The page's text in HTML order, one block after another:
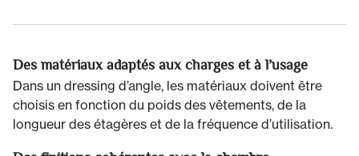
Des matériaux adaptés aux charges et à l’usage
Dans un dressing d’angle, les matériaux doivent être
choisis en fonction du poids des vêtements, de la
longueur des étagères et de la fréquence d’utilisation.